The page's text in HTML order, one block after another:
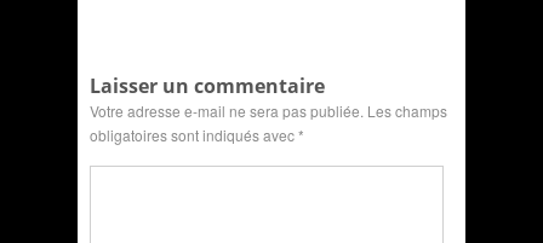
Laisser un commentaire
Votre adresse e-mail ne sera pas publiée. Les champs
obligatoires sont indiqués avec*